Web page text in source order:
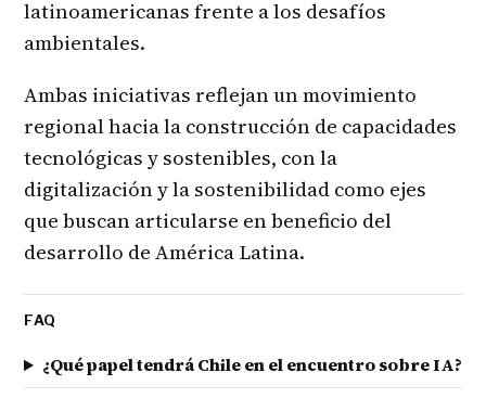
latinoamericanas frente a los desafíos
ambientales.
Ambas iniciativas reflejan un movimiento
regional hacia la construcción de capacidades
tecnológicas y sostenibles, con la
digitalización y la sostenibilidad como ejes
que buscan articularse en beneficio del
desarrollo de América Latina.
FAQ
¿Qué papel tendrá Chile en el encuentro sobre IA?